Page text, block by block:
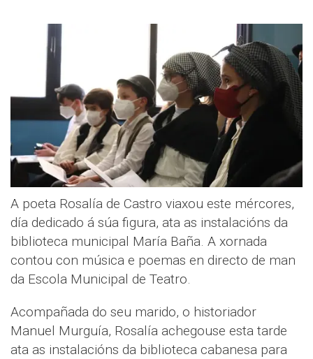
A poeta Rosalía de Castro viaxou este mércores,
día dedicado á súa figura, ata as instalacións da
biblioteca municipal María Baña. A xornada
contou con música e poemas en directo de man
da Escola Municipal de Teatro.
Acompañada do seu marido, o historiador
Manuel Murguía, Rosalía achegouse esta tarde
ata as instalacións da biblioteca cabanesa para